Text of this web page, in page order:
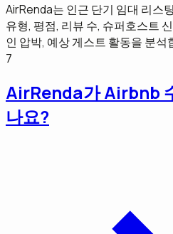
AirRenda는 인근 단기 임대 리스
유형, 평점, 리뷰 수, 슈퍼호스트
인 압박, 예상 게스트 활동을 분석
7
AirRenda가 Airbnb
나요?